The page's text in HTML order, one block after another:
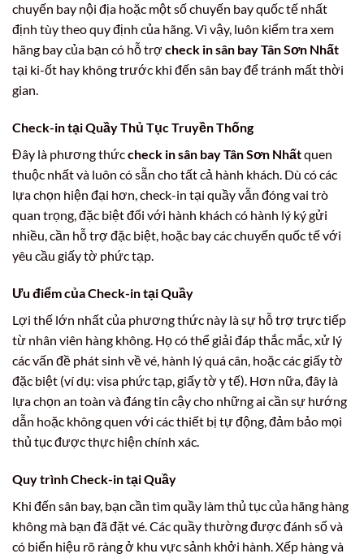
chuyến bay nội địa hoặc một số chuyến bay quốc tế nhất
định tùy theo quy định của hãng. Vì vậy, luôn kiểm tra xem
hãng bay của bạn có hỗ trợ check in sân bay Tân Sơn Nhất
tại ki-ốt hay không trước khi đến sân bay để tránh mất thời
gian.
Check-in tại Quầy Thủ Tục Truyền Thống
Đây là phương thứccheck in sân bay Tân Sơn Nhấtquen
thuộc nhất và luôn có sẵn cho tất cả hành khách. Dù có các
lựa chọn hiện đại hơn, check-in tại quầy vẫn đóng vai trò
quan trọng, đặc biệt đối với hành khách có hành lý ký gửi
nhiều, cần hỗ trợ đặc biệt, hoặc bay các chuyến quốc tế với
yêu cầu giấy tờ phức tạp.
Ưu điểm của Check-in tại Quầy
Lợi thế lớn nhất của phương thức này là sự hỗ trợ trực tiếp
từ nhân viên hàng không. Họ có thể giải đáp thắc mắc, xử lý
các vấn đề phát sinh về vé, hành lý quá cân, hoặc các giấy tờ
đặc biệt (ví dụ: visa phức tạp, giấy tờ y tế). Hơn nữa, đây là
lựa chọn an toàn và đáng tin cậy cho những ai cần sự hướng
dẫn hoặc không quen với các thiết bị tự động, đảm bảo mọi
thủ tục được thực hiện chính xác.
Quy trình Check-in tại Quầy
Khi đến sân bay, bạn cần tìm quầy làm thủ tục của hãng hàng
không mà bạn đã đặt vé. Các quầy thường được đánh số và
có biển hiệu rõ ràng ở khu vực sảnh khởi hành. Xếp hàng và